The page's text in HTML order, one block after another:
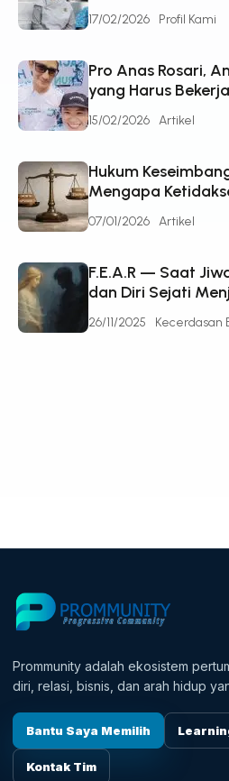
Bertumbuh
17/02/2026 Profil Kami
Pro Anas Rosari,
yang Harus
Healthcare
15/02/2026 Artikel
Hukum
Mengapa
07/01/2026 Artikel
F.E.A.R — Saat Jiwa Palsu Menguasai
dan Diri Sejati
26/11/2025 Kecerdasan
Prommunity adalah ekosistem
diri, relasi, bisnis, dan arah hidup
Bantu Saya Memilih
Kontak Tim